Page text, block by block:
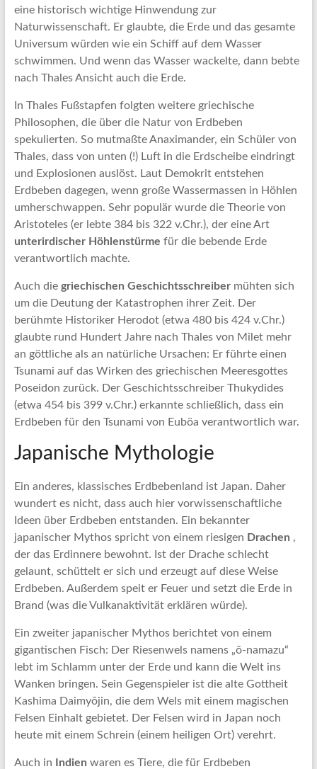
eine historisch wichtige Hinwendung zur
Naturwissenschaft. Er glaubte, die Erde und das gesamte
Universum würden wie ein Schiff auf dem Wasser
schwimmen. Und wenn das Wasser wackelte, dann bebte
nach Thales Ansicht auch die Erde.
In Thales Fußstapfen folgten weitere griechische
Philosophen, die über die Natur von Erdbeben
spekulierten. So mutmaßte Anaximander, ein Schüler von
Thales, dass von unten (!) Luft in die Erdscheibe eindringt
und Explosionen auslöst. Laut Demokrit entstehen
Erdbeben dagegen, wenn große Wassermassen in Höhlen
umherschwappen. Sehr populär wurde die Theorie von
Aristoteles (er lebte 384 bis 322 v.Chr.), der eine Art
unterirdischer Höhlenstürme für die bebende Erde
verantwortlich machte.
Auch die griechischen Geschichtsschreibermühten sich
um die Deutung der Katastrophen ihrer Zeit. Der
berühmte Historiker Herodot (etwa 480 bis 424 v.Chr.)
glaubte rund Hundert Jahre nach Thales von Milet mehr
an göttliche als an natürliche Ursachen: Er führte einen
Tsunami auf das Wirken des griechischen Meeresgottes
Poseidon zurück. Der Geschichtsschreiber Thukydides
(etwa 454 bis 399 v.Chr.) erkannte schließlich, dass ein
Erdbeben für den Tsunami von Euböa verantwortlich war.
Japanische Mythologie
Ein anderes, klassisches Erdbebenland ist Japan. Daher
wundert es nicht, dass auch hier vorwissenschaftliche
Ideen über Erdbeben entstanden. Ein bekannter
japanischer Mythos spricht von einem riesigen Drachen ,
der das Erdinnere bewohnt. Ist der Drache schlecht
gelaunt, schüttelt er sich und erzeugt auf diese Weise
Erdbeben. Außerdem speit er Feuer und setzt die Erde in
Brand (was die Vulkanaktivität erklären würde).
Ein zweiter japanischer Mythos berichtet von einem
gigantischen Fisch: Der Riesenwels namens „ō-namazu“
lebt im Schlamm unter der Erde und kann die Welt ins
Wanken bringen. Sein Gegenspieler ist die alte Gottheit
Kashima Daimyōjin, die dem Wels mit einem magischen
Felsen Einhalt gebietet. Der Felsen wird in Japan noch
heute mit einem Schrein (einem heiligen Ort) verehrt.
Auch in Indien waren es Tiere, die für Erdbeben